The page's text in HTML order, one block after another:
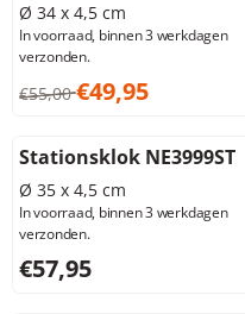
Ø 34 x 4,5 cm
In voorraad, binnen 3 werkdagen
verzonden.
Van 55,00 voor 49,95,
€55,00€49,95
Stationsklok NE3999ST
Ø 35 x 4,5 cm
In voorraad, binnen 3 werkdagen
verzonden.
Prijs: 57,95, exclusief
€57,95